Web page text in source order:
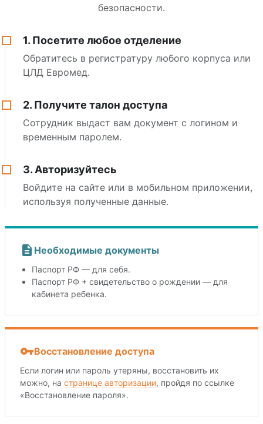
безопасности.
1. Посетите любое отделение
Обратитесь в регистратуру любого корпуса или
ЦЛД Евромед.
2. Получите талон доступа
Сотрудник выдаст вам документ с логином и
временным паролем.
3. Авторизуйтесь
Войдите на сайте или в мобильном приложении,
используя полученные данные.
Необходимые документы
Паспорт РФ — для себя.
Паспорт РФ + свидетельство о рождении — для
кабинета ребенка.
Восстановление доступа
Если логин или пароль утеряны, восстановить их
можно, на странице авторизации, пройдя по ссылке
«Восстановление пароля».